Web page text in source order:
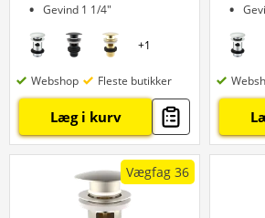
Gevind 1 1/4"
+1
Webshop Fleste butikker
Læg i kurv
Vægfag 36